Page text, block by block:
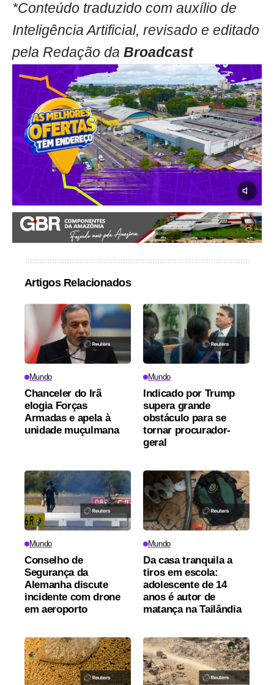
*Conteúdo traduzido com auxílio de
Inteligência Artificial, revisado e editado
pela Redação da Broadcast
Artigos Relacionados
Mundo
Chanceler do Irã
elogia Forças
Armadas e apela à
unidade muçulmana
Mundo
Indicado por Trump
supera grande
obstáculo para se
tornar procurador-
geral
Mundo
Conselho de
Segurança da
Alemanha discute
incidente com drone
em aeroporto
Mundo
Da casa tranquila a
tiros em escola:
adolescente de 14
anos é autor de
matança na Tailândia